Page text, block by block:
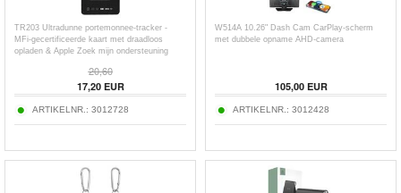
TR203 Ultradunne portemonnee-tracker -
MFi-gecertificeerde kaart met draadloos
opladen & Apple Zoek mijn ondersteuning
20,60
17,20EUR
ARTIKELNR.: 3012728
W514A 10.26" Dash Cam CarPlay-scherm
met dubbele opname AHD-camera
105,00EUR
ARTIKELNR.: 3012428